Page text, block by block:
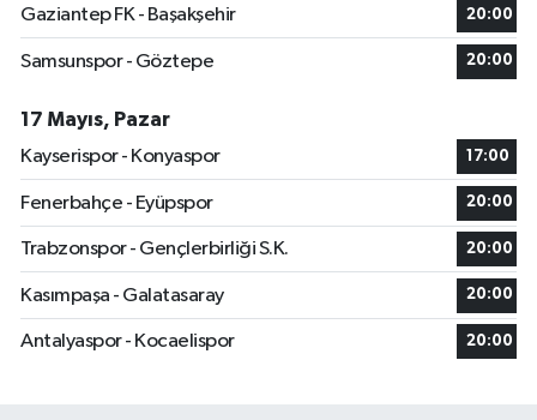
Gaziantep FK - Başakşehir 20:00
Samsunspor - Göztepe 20:00
17 Mayıs, Pazar
Kayserispor - Konyaspor
17:00
Fenerbahçe - Eyüpspor 20:00
Trabzonspor - Gençlerbirliği S.K. 20:00
Kasımpaşa - Galatasaray 20:00
Antalyaspor - Kocaelispor 20:00